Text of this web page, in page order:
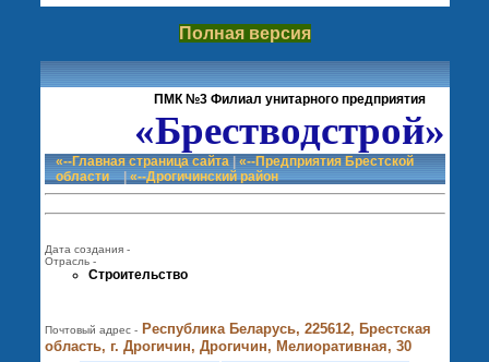
Полная версия
ПМК №3 Филиал унитарного предприятия
«Брестводстрой»
«--Главная страница сайта|«--Предприятия Брестской
области
|«--Дрогичинский район
Дата создания -
Отрасль -
Строительство
Почтовый адрес - Республика Беларусь, 225612, Брестская
область, г. Дрогичин, Дрогичин, Мелиоративная, 30